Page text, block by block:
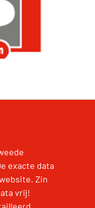
exacte data
Zin
vrij!